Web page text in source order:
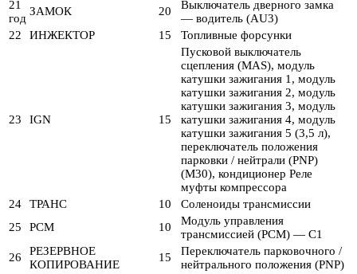
21
год
ЗАМОК 20
Выключатель дверного замка
— водитель (AU3)
22
ИНЖЕКТОР 15 Топливные форсунки
23 IGN 15
Пусковой выключатель
сцепления (MAS), модуль
катушки зажигания 1, модуль
катушки зажигания 2, модуль
катушки зажигания 3, модуль
катушки зажигания 4, модуль
катушки зажигания 5 (3,5 л),
переключатель положения
парковки / нейтрали (PNP)
(M30), кондиционер Реле
муфты компрессора
24
ТРАНС 10
Соленоиды трансмиссии
25
PCM 10
Модуль управления
трансмиссией (PCM) — C1
26
РЕЗЕРВНОЕ
КОПИРОВАНИЕ
15
Переключатель парковочного /
нейтрального положения (PNP)